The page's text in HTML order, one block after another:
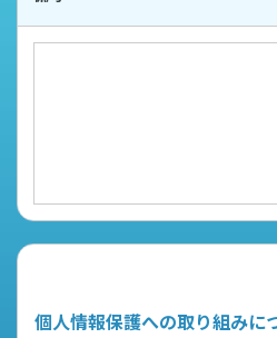
個人情報保護への取り組みに